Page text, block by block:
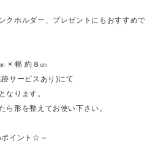
クホルダー、プレゼントにもおすすめで
× 幅 約８㎝
サービスあり)にて
ります。
を整えてお使い下さい。
ポイント☆～